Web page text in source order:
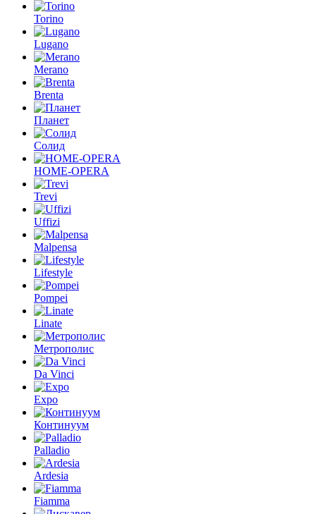
Torino
Lugano
Merano
Brenta
Планет
Солид
HOME-OPERA
Trevi
Uffizi
Malpensa
Lifestyle
Pompei
Linate
Метрополис
Da Vinci
Expo
Континуум
Palladio
Ardesia
Fiamma